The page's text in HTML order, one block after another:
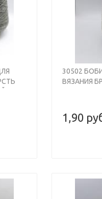
30502
ВЯЗАНИЯ
100% ,
WOOL
1,90